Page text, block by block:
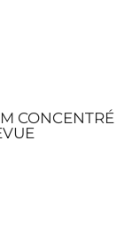
CONCENTRÉ